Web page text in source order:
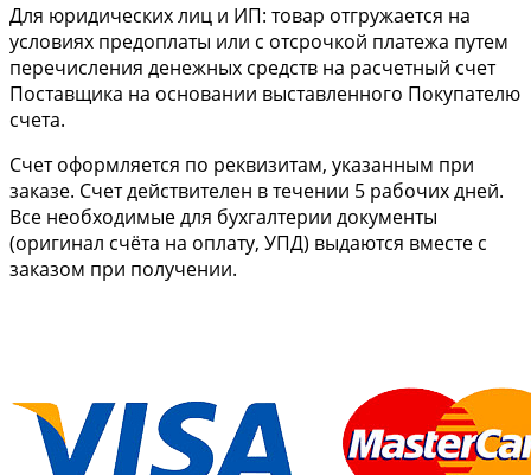
Для юридических лиц и ИП: товар отгружается на
условиях предоплаты или с отсрочкой платежа путем
перечисления денежных средств на расчетный счет
Поставщика на основании выставленного Покупателю
счета.
Cчет оформляется по реквизитам, указанным при
заказе. Счет действителен в течении 5 рабочих дней.
Все необходимые для бухгалтерии документы
(оригинал счёта на оплату, УПД) выдаются вместе с
заказом при получении.